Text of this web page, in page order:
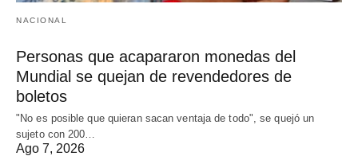
NACIONAL
Personas que acapararon monedas del
Mundial se quejan de revendedores de
boletos
"No es posible que quieran sacan ventaja de todo", se quejó un
sujeto con 200…
Ago 7, 2026